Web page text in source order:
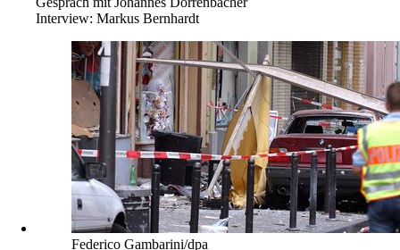
Hans Blossey/imago images
Wohnungsnot
»Der Markt ist das Problem«
Düsseldorf: Grundstücksspekulation durch Investor
verhindert geplanten Bau auf ehemaligem Post-Gelände. Ein
Gespräch mit Johannes Dörrenbächer
Interview:Markus Bernhardt